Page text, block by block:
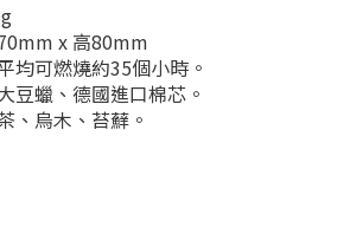
x 高80mm
可燃燒約35個小時。
蠟、德國進口棉芯。
、烏木、苔蘚。